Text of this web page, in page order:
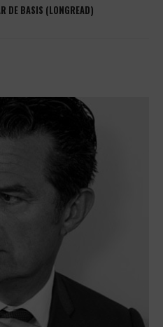
DE BASIS (LONGREAD)